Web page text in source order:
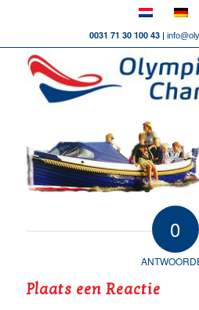
0031 71 30 100 43 |
0
Plaats een Reactie